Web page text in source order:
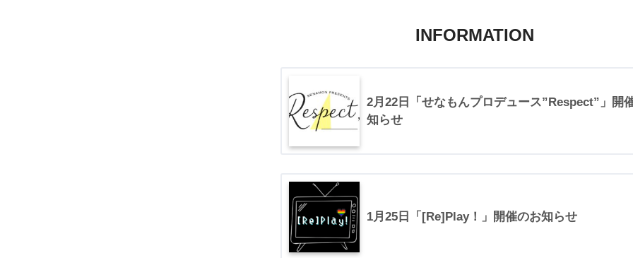
INFORMATION
2月22日「せなもんプロデュース”Respect”」開
知らせ
1月25日「[Re]Play！」開催のお知らせ